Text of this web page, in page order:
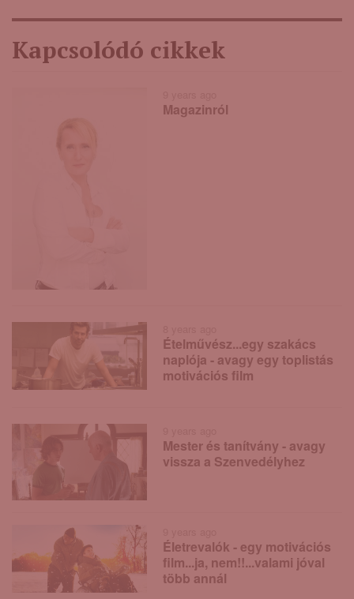
Kapcsolódó cikkek
Magazinról
Ételművész...egy szakács
naplója - avagy egy toplistás
motivációs film
Mester és tanítvány - avagy
vissza a Szenvedélyhez
Életrevalók - egy motivációs
film...ja, nem!!...valami jóval
több annál